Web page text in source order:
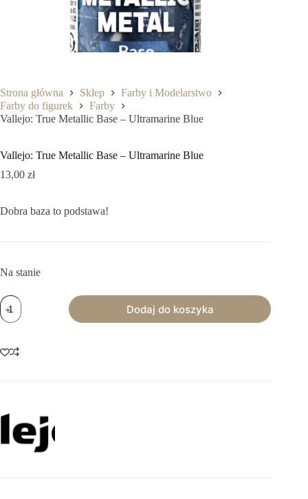
Strona główna Sklep
Farby i Modelarstwo
Farby do figurek
Farby
Vallejo: True Metallic Base – Ultramarine Blue
Vallejo: True Metallic Base – Ultramarine Blue
13,00 zł
Dobra baza to podstawa!
Na stanie
ilość
Vallejo:
True
Base
-
Dodaj do koszyka